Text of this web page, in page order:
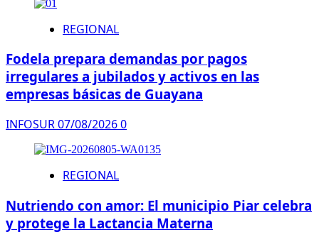
REGIONAL
Fodela prepara demandas por pagos
irregulares a jubilados y activos en las
empresas básicas de Guayana
INFOSUR07/08/20260
REGIONAL
Nutriendo con amor: El municipio Piar celebra
y protege la Lactancia Materna